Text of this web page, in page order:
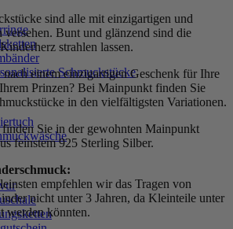
Schmuckstücke
sind alle mit einzigartigen und
Bunt und glänzend sind die
strahlen lassen.
nach einem einzigartigen Geschenk für Ihre
Prinzen? Bei Mainpunkt finden Sie
in den vielfältigsten Variationen.
Sie in der gewohnten Mainpunkt
feinstem 925 Sterling Silber.
empfehlen wir das Tragen von
nicht unter 3 Jahren, da Kleinteile unter
werden könnten.